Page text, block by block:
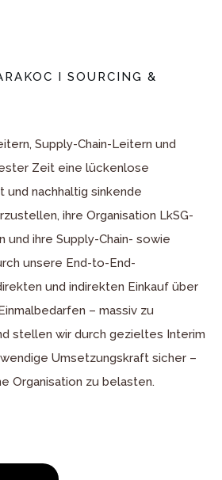
I SOURCING &
Supply-Chain-Leitern und
Zeit eine lückenlose
und nachhaltig sinkende
ihre Organisation LkSG-
ihre Supply-Chain- sowie
unsere End-to-End-
und indirekten Einkauf über
– massiv zu
stellen wir durch gezieltes Interim
Umsetzungskraft sicher –
Organisation zu belasten.